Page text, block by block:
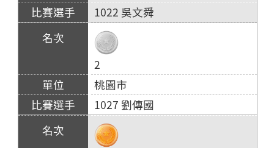
1022 吳文舜
2
桃園市
1027 劉傳國